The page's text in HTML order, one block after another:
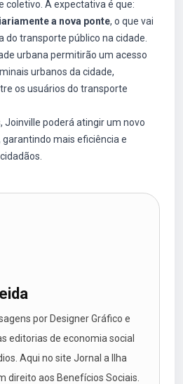
coletivo. A expectativa é que:
a nova ponte, o que vai
transporte público na cidade.
urbana permitirão um acesso
urbanos da cidade,
os usuários do transporte
Joinville poderá atingir um novo
mais eficiência e
por Designer Gráfico e
editorias de economia social
Aqui no site Jornal a Ilha
direito aos Benefícios Sociais.